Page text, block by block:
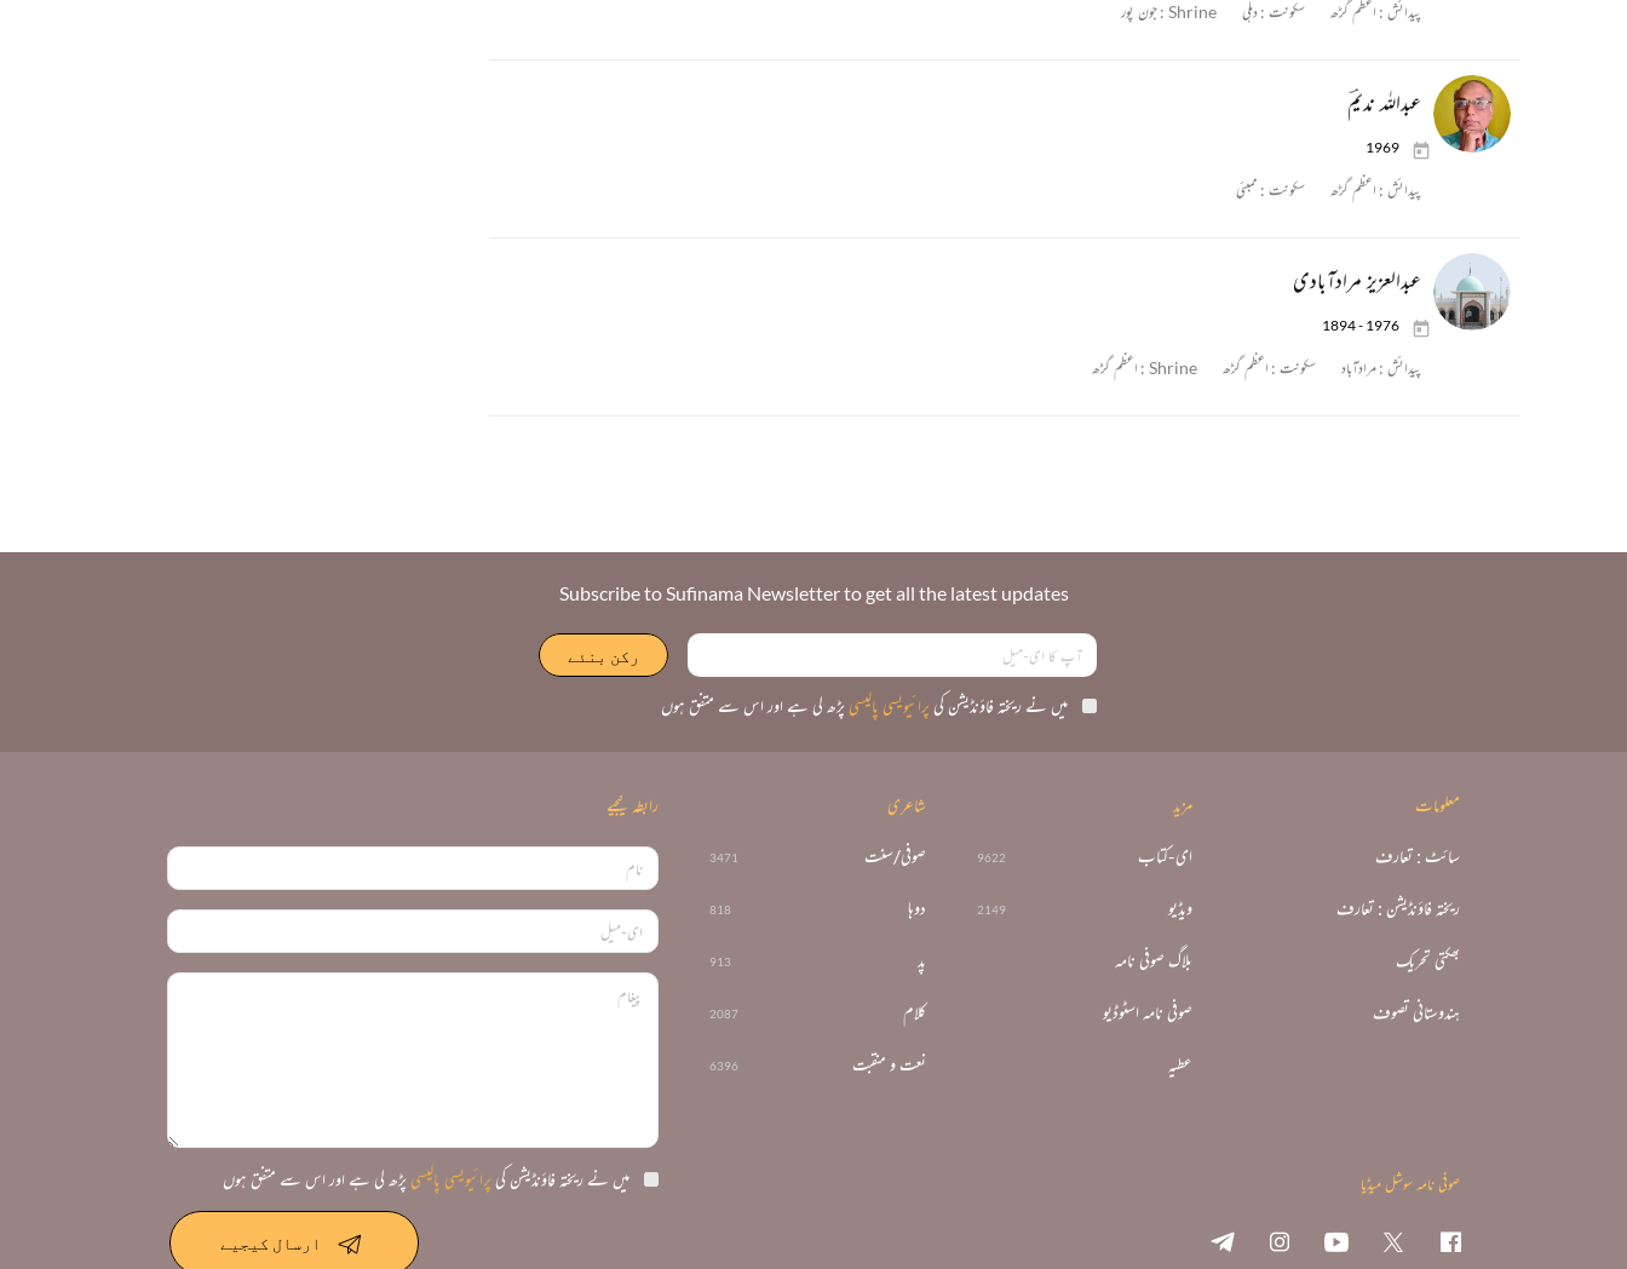
پیدائش : اعظم گڑھ سکونت :دہلی Shrine : جون پور
عبداللہ ندیمؔ
1969
پیدائش : اعظم گڑھ سکونت : ممبئی
عبدالعزیز مرادآبادی
1894 - 1976
پیدائش :مرادآباد سکونت : اعظم گڑھ Shrine : اعظم گڑھ
Subscribe to Sufinama Newsletter to get all the latest updates
میں نے ریختہ فاؤنڈیشن کی پرائیویسی پالیسی پڑھ لی ہے اور اس سے متفق ہوں
شاعری
صوفی/سنت 3471
دوہا 818
پد 913
کلام 2087
نعت و منقبت 6396
مزید
ای-کتاب 9622
ویڈیو 2149
بلاگ صوفی نامہ
صوفی نامہ اسٹوڈیو
عطیہ
معلومات
سائٹ : تعارف
ریختہ فاؤنڈیشن : تعارف
بھکتی تحریک
ہندوستانی تصوف
رابطہ کیجیے
میں نے ریختہ فاؤنڈیشن کی پرائیویسی پالیسی پڑھ لی ہے اور اس سے متفق ہوں
ارسال کیجیے
صوفی نامہ سوشل میڈیا